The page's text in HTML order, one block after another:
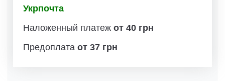
Укрпочта
Наложенный платеж от 40 грн
Предоплата от 37 грн